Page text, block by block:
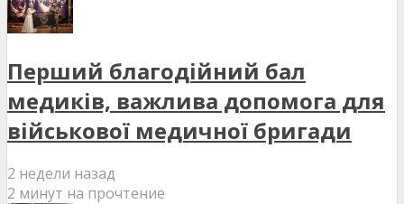
Перший благодійний бал
медиків, важлива допомога для
військової медичної бригади
2 недели назад
2 минут на прочтение